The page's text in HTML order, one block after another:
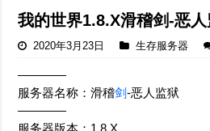
我的世界1.8.X滑稽剑-恶
2020年3月23日 生存服务器
————
服务器名称：滑稽剑-恶人监狱
————
服务器版本：1.8.X